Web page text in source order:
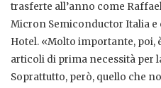
trasferte all’anno come
Micron Semiconductor Italia e
Hotel. «Molto importante, poi,
articoli di prima necessità per
Soprattutto, però, quello che